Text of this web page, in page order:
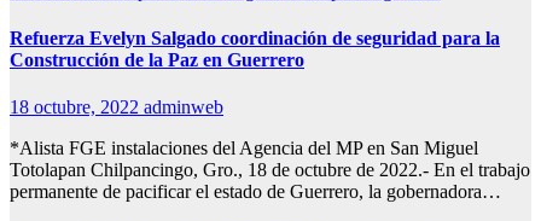
Refuerza Evelyn Salgado coordinación de seguridad para la
Construcción de la Paz en Guerrero
18 octubre, 2022 adminweb
*Alista FGE instalaciones del Agencia del MP en San Miguel
Totolapan Chilpancingo, Gro., 18 de octubre de 2022.- En el trabajo
permanente de pacificar el estado de Guerrero, la gobernadora…